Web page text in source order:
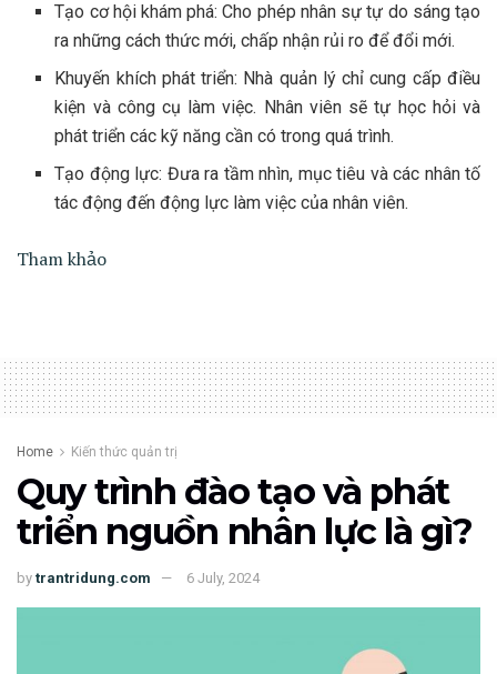
Tạo cơ hội khám phá: Cho phép nhân sự tự do sáng tạo
ra những cách thức mới, chấp nhận rủi ro để đổi mới.
Khuyến khích phát triển: Nhà quản lý chỉ cung cấp điều
kiện và công cụ làm việc. Nhân viên sẽ tự học hỏi và
phát triển các kỹ năng cần có trong quá trình.
Tạo động lực: Đưa ra tầm nhìn, mục tiêu và các nhân tố
tác động đến động lực làm việc của nhân viên.
Tham khảo
Home Kiến thức quản trị
Quy trình đào tạo và phát
triển nguồn nhân lực là gì?
by trantridung.com 6 July, 2024